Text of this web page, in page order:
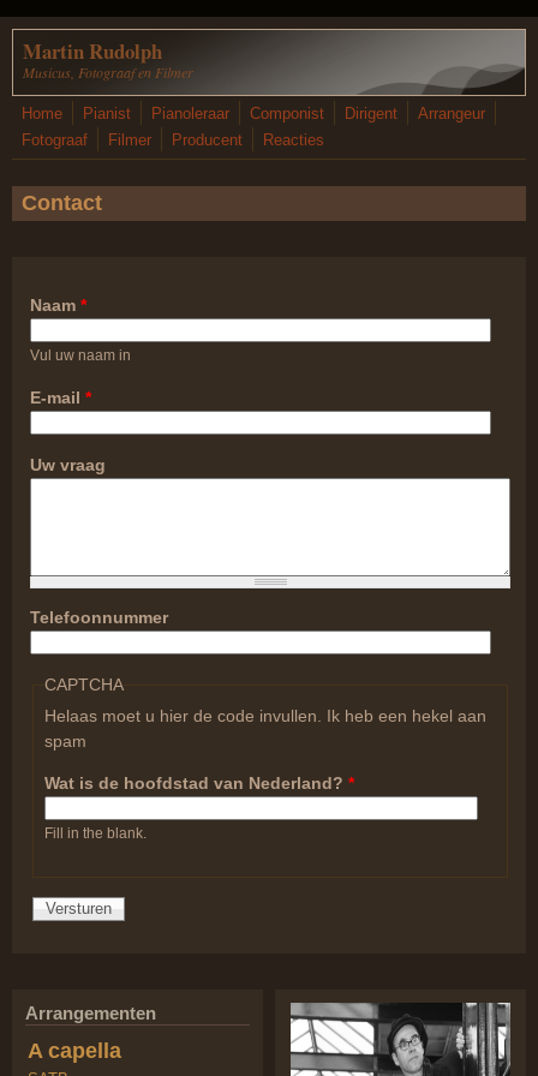
Overslaan en naar de inhoud gaan
Martin Rudolph
Musicus, Fotograaf en Filmer
Home Pianist Pianoleraar Componist Dirigent
Arrangeur
Fotograaf
Filmer Producent Reacties
Contact
Naam *
Vul uw naam in
E-mail *
Uw vraag
Telefoonnummer
CAPTCHA
Helaas moet u hier de code invullen. Ik heb een hekel aan
spam
Wat is de hoofdstad van Nederland? *
Fill in the blank.
Arrangementen
A capella